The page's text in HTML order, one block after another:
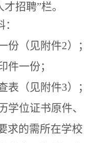
招聘”栏。
份（见附件2）；
件一份；
表（见附件3）；
学位证书原件、
求的需所在学校